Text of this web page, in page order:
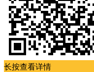
长按查看详情